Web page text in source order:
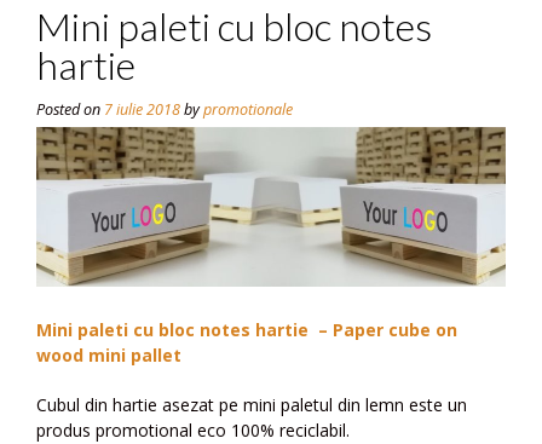
Mini paleti cu bloc notes
hartie
Posted on 7 iulie 2018bypromotionale
Mini paleti cu bloc notes hartie – Paper cube on
wood mini pallet
Cubul din hartie asezat pe mini paletul din lemn este un
produs promotional eco 100% reciclabil.